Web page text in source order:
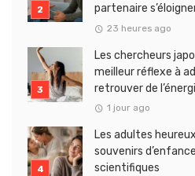
partenaire
23 heures ago
Les chercheurs
meilleur réflexe à
retrouver de
1 jour ago
Les adultes
souvenirs
scientifiques